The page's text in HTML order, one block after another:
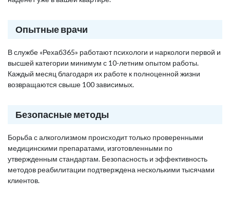
Опытные врачи
В службе «Рехаб365» работают психологи и наркологи первой и
высшей категории минимум с 10-летним опытом работы.
Каждый месяц благодаря их работе к полноценной жизни
возвращаются свыше 100 зависимых.
Безопасные методы
Борьба с алкоголизмом происходит только проверенными
медицинскими препаратами, изготовленными по
утвержденным стандартам. Безопасность и эффективность
методов реабилитации подтверждена несколькими тысячами
клиентов.